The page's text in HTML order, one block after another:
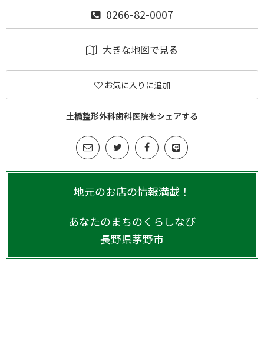
0266-82-0007
大きな地図で見る
お気に入りに追加
土橋整形外科歯科医院をシェアする
地元のお店の情報満載！
あなたのまちのくらしなび
長野県茅野市